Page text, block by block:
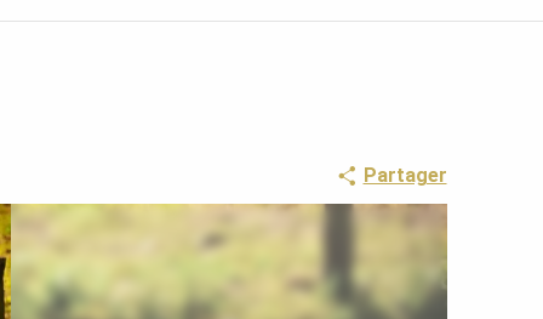
Partager